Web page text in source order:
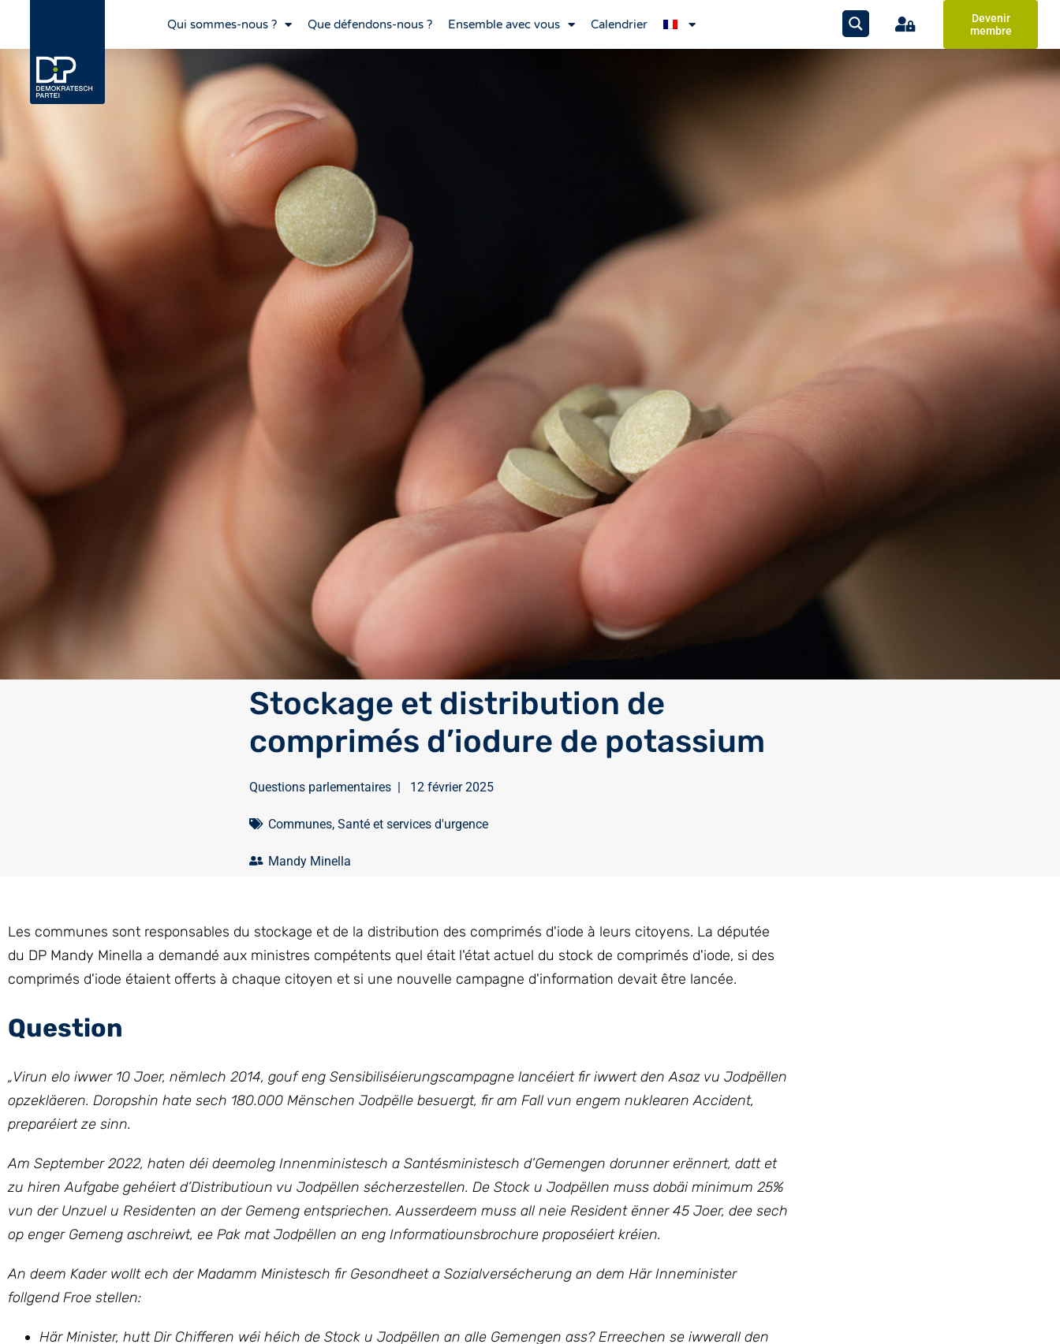
Qui sommes-nous ? Que défendons-nous ? Ensemble avec vous Calendrier
Devenir
membre
Stockage et distribution de
comprimés d’iodure de potassium
Questions parlementaires| 12 février 2025
Communes, Santé et services d'urgence
Mandy Minella
Les communes sont responsables du stockage et de la distribution des comprimés d'iode à leurs citoyens. La députée
du DP Mandy Minella a demandé aux ministres compétents quel était l'état actuel du stock de comprimés d'iode, si des
comprimés d'iode étaient offerts à chaque citoyen et si une nouvelle campagne d'information devait être lancée.
Question
„Virun elo iwwer 10 Joer, nëmlech 2014, gouf eng Sensibiliséierungscampagne lancéiert fir iwwert den Asaz vu Jodpëllen
opzekläeren. Doropshin hate sech 180.000 Mënschen Jodpëlle besuergt, fir am Fall vun engem nuklearen Accident,
preparéiert ze sinn.
Am September 2022, haten déi deemoleg Innenministesch a Santésministesch d’Gemengen dorunner erënnert, datt et
zu hiren Aufgabe gehéiert d’Distributioun vu Jodpëllen sécherzestellen. De Stock u Jodpëllen muss dobäi minimum 25%
vun der Unzuel u Residenten an der Gemeng entspriechen. Ausserdeem muss all neie Resident ënner 45 Joer, dee sech
op enger Gemeng aschreiwt, ee Pak mat Jodpëllen an eng Informatiounsbrochure proposéiert kréien.
An deem Kader wollt ech der Madamm Ministesch fir Gesondheet a Sozialversécherung an dem Här Inneminister
follgend Froe stellen:
Här Minister, hutt Dir Chifferen wéi héich de Stock u Jodpëllen an alle Gemengen ass? Erreechen se iwwerall den